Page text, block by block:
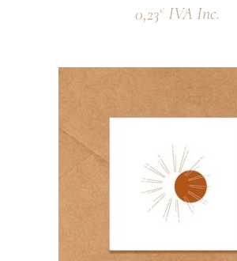
0,23€ IVA Inc.